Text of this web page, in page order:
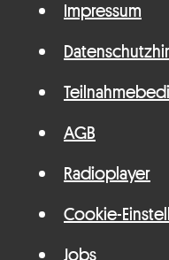
Impressum
AGB
Radioplayer
Cookie-
Jobs